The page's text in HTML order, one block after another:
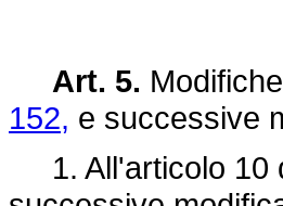
Art. 5.
152, e successive
1. All'articolo 10